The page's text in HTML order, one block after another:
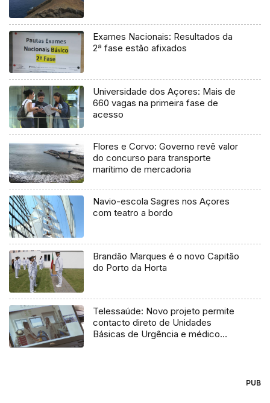
Exames Nacionais: Resultados da
2ª fase estão afixados
Universidade dos Açores: Mais de
660 vagas na primeira fase de
acesso
Flores e Corvo: Governo revê valor
do concurso para transporte
marítimo de mercadoria
Navio-escola Sagres nos Açores
com teatro a bordo
Brandão Marques é o novo Capitão
do Porto da Horta
Telessaúde: Novo projeto permite
contacto direto de Unidades
Básicas de Urgência e médico
PUB